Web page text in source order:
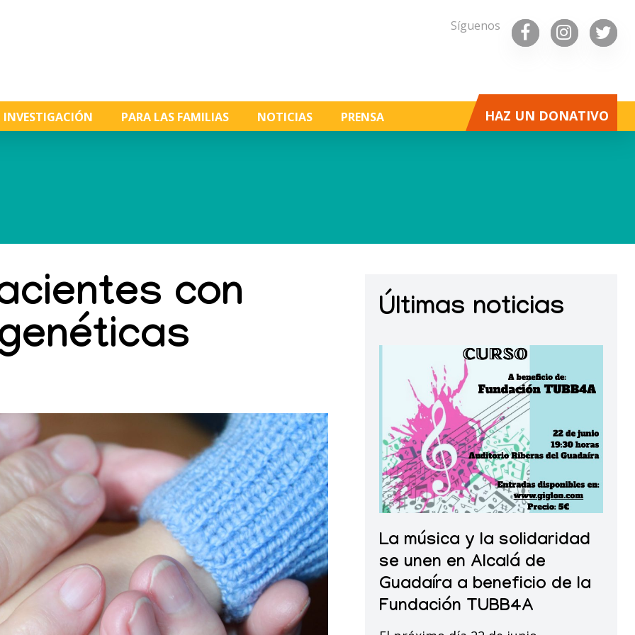
Síguenos
INVESTIGACIÓN PARA LAS FAMILIAS NOTICIAS PRENSA HAZ UN DONATIVO
con
Últimas noticias
solidaridad
se
unen
en
Alcalá
de
Guadaíra
a
beneficio
de
música
y
la
solidaridad
La música y la solidaridad
se unen en Alcalá de
Guadaíra a beneficio de la
Fundación TUBB4A